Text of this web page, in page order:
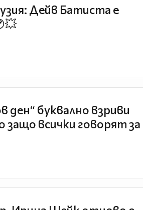
Дейв Батиста е
ден“ буквално взриви
защо всички говорят за